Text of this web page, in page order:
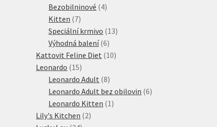
produktů
Bezobilninové 44
Kitten 77
produktů
Speciální krmivo 1313
Výhodná balení 66
produktů
Kattovit Feline Diet 1010
Leonardo 1515
produktů
Leonardo Adult 88
produktů
Leonardo Adult bez obilovin 66
Leonardo Kitten 1 1
Lily's Kitchen 22